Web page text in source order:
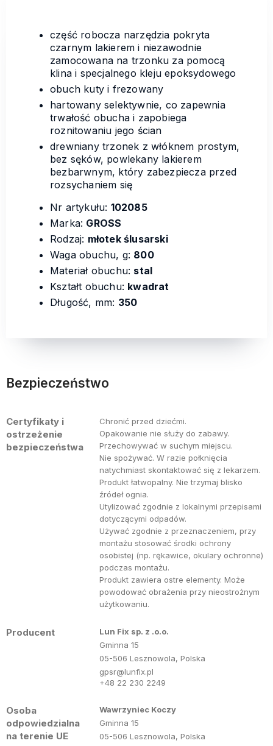
część robocza narzędzia pokryta
czarnym lakierem i niezawodnie
zamocowana na trzonku za pomocą
klina i specjalnego kleju epoksydowego
obuch kuty i frezowany
hartowany selektywnie, co zapewnia
trwałość obucha i zapobiega
roznitowaniu jego ścian
drewniany trzonek z włóknem prostym,
bez sęków, powlekany lakierem
bezbarwnym, który zabezpiecza przed
rozsychaniem się
Nr artykułu: 102085
Marka: GROSS
Rodzaj: młotek ślusarski
Waga obuchu, g: 800
Materiał obuchu: stal
Kształt obuchu: kwadrat
Długość, mm: 350
Bezpieczeństwo
Certyfikaty i
ostrzeżenie
bezpieczeństwa
Chronić przed dziećmi.
Opakowanie nie służy do zabawy.
Przechowywać w suchym miejscu.
Nie spożywać. W razie połknięcia
natychmiast skontaktować się z lekarzem.
Produkt łatwopalny. Nie trzymaj blisko
źródeł ognia.
Utylizować zgodnie z lokalnymi przepisami
dotyczącymi odpadów.
Używać zgodnie z przeznaczeniem, przy
montażu stosować środki ochrony
osobistej (np. rękawice, okulary ochronne)
podczas montażu.
Produkt zawiera ostre elementy. Może
powodować obrażenia przy nieostrożnym
użytkowaniu.
Producent
Lun Fix sp. z .o.o.
Gminna 15
05-506 Lesznowola, Polska
gpsr@lunfix.pl
+48 22 230 2249
Osoba
odpowiedzialna
na terenie UE
Wawrzyniec Koczy
Gminna 15
05-506 Lesznowola, Polska